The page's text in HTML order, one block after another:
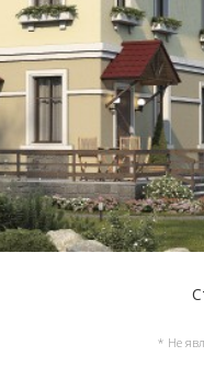
* Не